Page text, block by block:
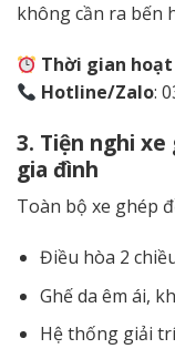
không cần ra bến
Thời gian
Hotline/Zalo:
3. Tiện nghi xe
gia đình
Toàn bộ xe ghép
Điều hòa 2
Ghế da êm ái,
Hệ thống giải